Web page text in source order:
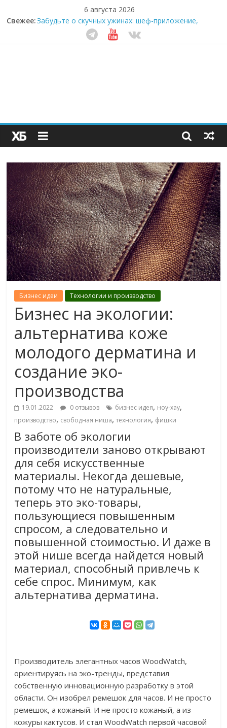
6 августа 2026
Свежее:
Секрет супергидратации: почему кокосовая вода с
пребиотиками становится главным трендом
здорового питания
Как простая наклейка заставляет миллионы людей
не забывать о самом важном креме этим летом
Бизнес идеи Технологии и производство
Бизнес на экологии:
альтернатива коже
молодого дерматина и
создание эко-
производства
19.01.2022 0 отзывов бизнес идея, ноу-хау,
производство, свободная ниша,технология, фишки
В заботе об экологии
производители заново открывают
для себя искусственные
материалы. Некогда дешевые,
потому что не натуральные,
теперь это эко-товары,
пользующиеся повышенным
спросом, а следовательно и
повышенной стоимостью. И даже в
этой нише всегда найдется новый
материал, способный привлечь к
себе спрос. Минимум, как
альтернатива дерматина.
Производитель элегантных часов WoodWatch,
ориентируясь на эко-тренды, представил
собственную инновационную разработку в этой
области. Он изобрел ремешок для часов. И не просто
ремешок, а кожаный. И не просто кожаный, а из
кожуры кактусов. И стал WoodWatch первой часовой